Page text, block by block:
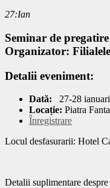
27:Ian
Seminar de
Organizator:
Detalii eveniment:
Dată: 27-28
Locație: Piatra
Înregistrare
Locul desfasurarii: Hotel
Detalii suplimentare